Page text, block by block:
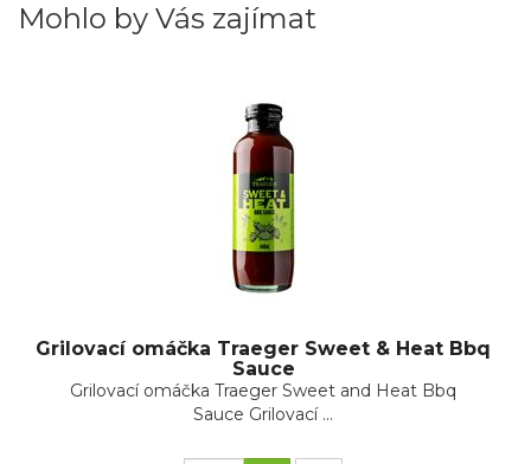
Mohlo by Vás zajímat
Grilovací omáčka Traeger Sweet & Heat Bbq
Sauce
Grilovací omáčka Traeger Sweet and Heat Bbq
Sauce Grilovací ...